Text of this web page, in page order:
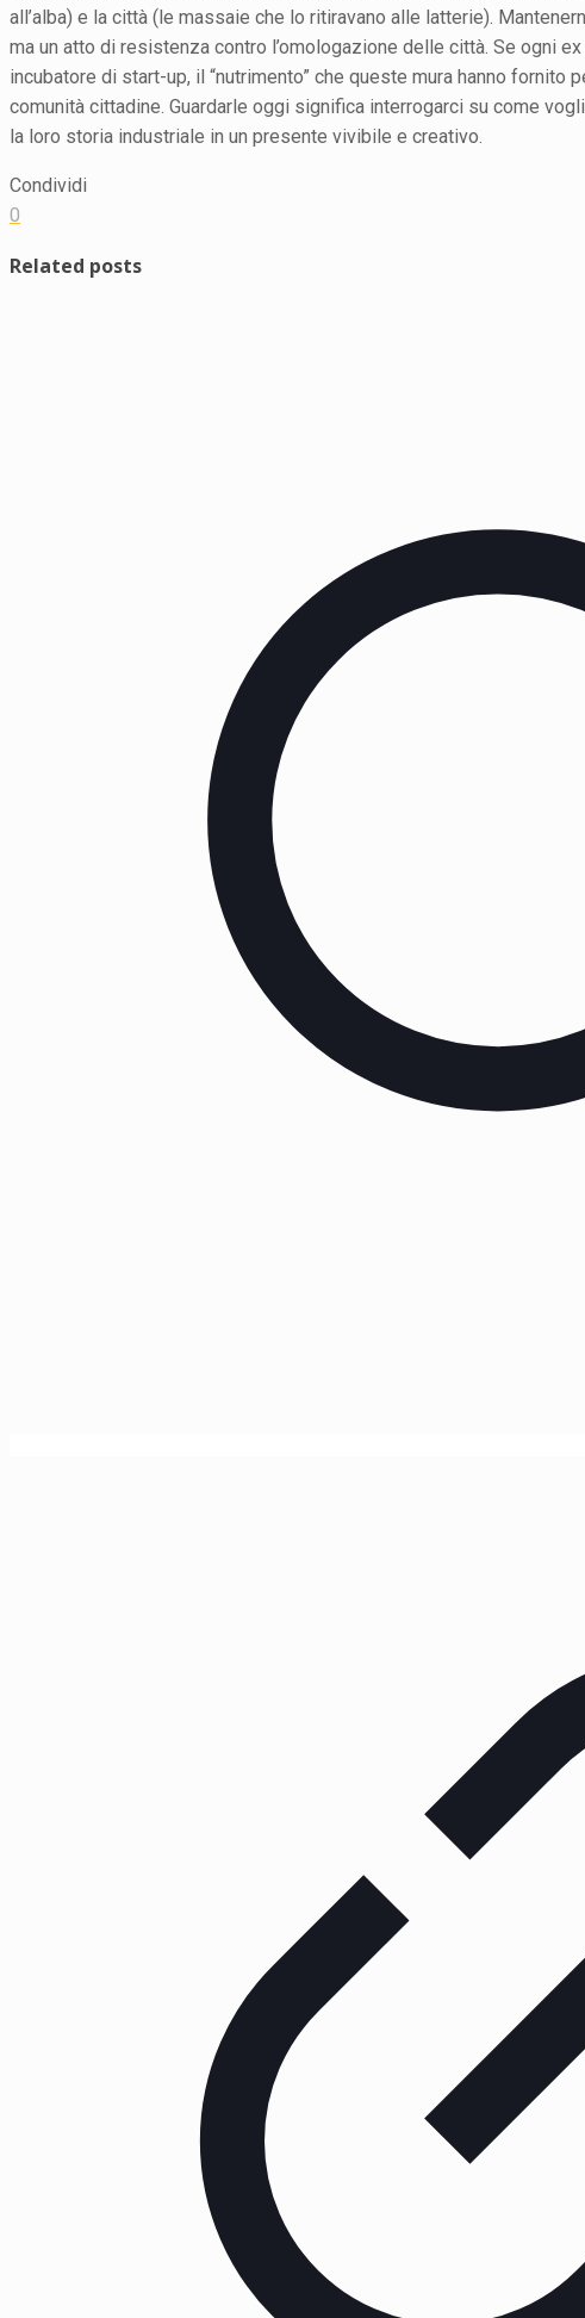
all’alba) e la città (le massaie che lo ritiravano alle latterie).
ma un atto di resistenza contro l’omologazione delle città. Se ogni
incubatore di start-up, il “nutrimento” che queste mura hanno fornito
comunità cittadine. Guardarle oggi significa interrogarci su come
la loro storia industriale in un presente vivibile e creativo.
Condividi
0
Related posts